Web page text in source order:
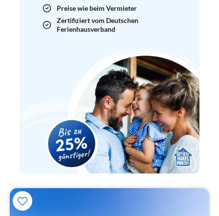
Preise wie beim Vermieter
Zertifiziert vom Deutschen
Ferienhausverband